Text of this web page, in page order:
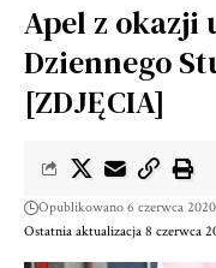
Apel z okazji
Dziennego
[ZDJĘCIA]
Ostatnia aktualizacja 8 czerwca
Opublikowano 6 czerwca 2020